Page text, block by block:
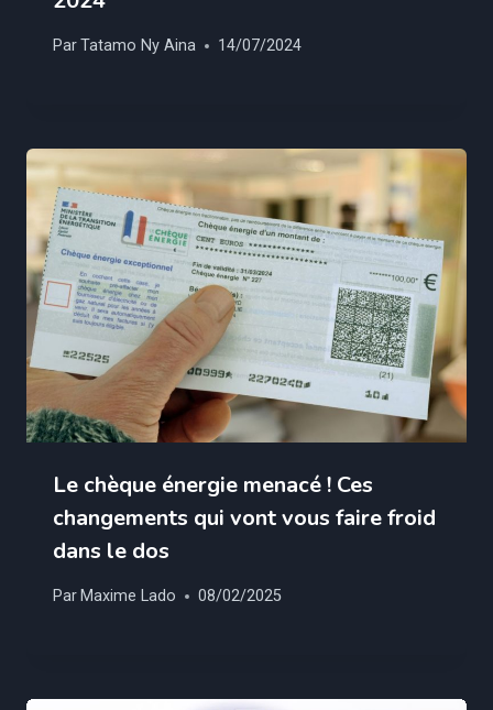
ParTatamo Ny Aina 14/07/2024
Le chèque énergie menacé ! Ces
changements qui vont vous faire froid
dans le dos
Par Maxime Lado 08/02/2025